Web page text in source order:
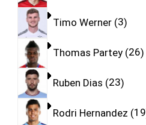
Timo Werner 3
Thomas Partey 26
Ruben Dias 23
Rodri Hernandez 19